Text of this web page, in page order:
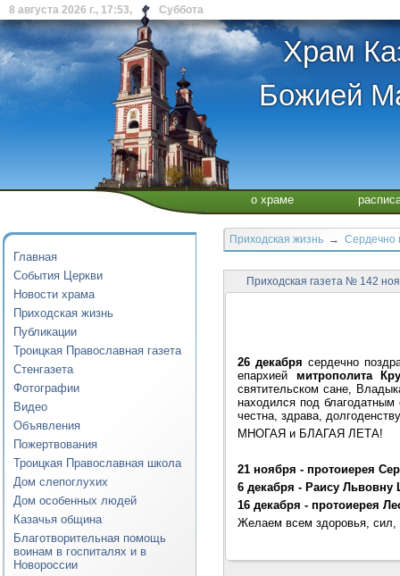
8 августа 2026 г., 17:53, Суббота
Храм
Божией
о храме
Главная
События Церкви
Новости храма
Приходская жизнь
Публикации
Троицкая Православная газета
Стенгазета
Фотографии
Видео
Объявления
Пожертвования
Троицкая Православная школа
Дом слепоглухих
Дом особенных людей
Казачья община
Благотворительная помощь
воинам в госпиталях и в
Новороссии
Приходская жизнь → Сердечно
Приходская газета № 142
26 декабря сердечно
епархией митрополита
святительском сане,
находился под
честна, здрава,
МНОГАЯ и БЛАГАЯ ЛЕТА!
21 ноября - протоиерея
6 декабря - Раису Львовну
16 декабря - протоиерея
Желаем всем здоровья,